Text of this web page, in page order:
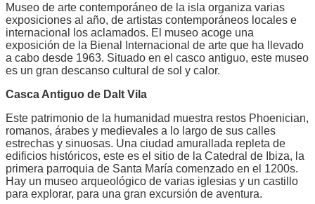
Museo de arte contemporáneo de la isla organiza varias
exposiciones al año, de artistas contemporáneos locales e
internacional los aclamados. El museo acoge una
exposición de la Bienal Internacional de arte que ha llevado
a cabo desde 1963. Situado en el casco antiguo, este museo
es un gran descanso cultural de sol y calor.
Casca Antiguo de Dalt Vila
Este patrimonio de la humanidad muestra restos Phoenician,
romanos, árabes y medievales a lo largo de sus calles
estrechas y sinuosas. Una ciudad amurallada repleta de
edificios históricos, este es el sitio de la Catedral de Ibiza, la
primera parroquia de Santa María comenzado en el 1200s.
Hay un museo arqueológico de varias iglesias y un castillo
para explorar, para una gran excursión de aventura.